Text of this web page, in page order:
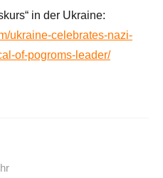
in der Ukraine:
ukraine-celebrates-nazi-
of-pogroms-leader/